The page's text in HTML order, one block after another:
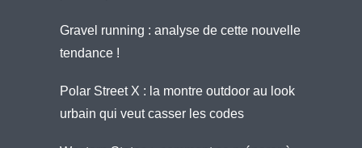
Gravel running : analyse de cette nouvelle
tendance !
Polar Street X : la montre outdoor au look
urbain qui veut casser les codes